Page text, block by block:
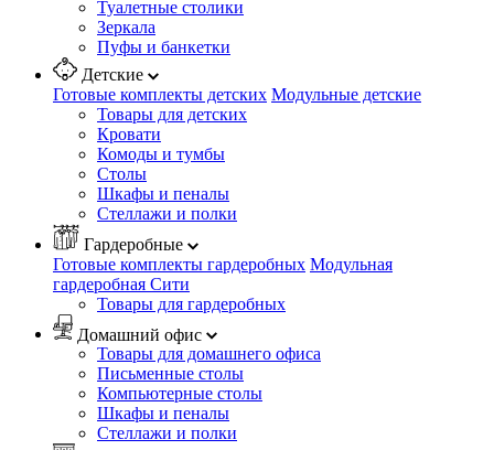
Туалетные столики
Зеркала
Пуфы и банкетки
Детские
Готовые комплекты детских Модульные детские
Товары для детских
Кровати
Комоды и тумбы
Столы
Шкафы и пеналы
Стеллажи и полки
Гардеробные
Готовые комплекты гардеробных Модульная
гардеробная Сити
Товары для гардеробных
Домашний офис
Товары для домашнего офиса
Письменные столы
Компьютерные столы
Шкафы и пеналы
Стеллажи и полки